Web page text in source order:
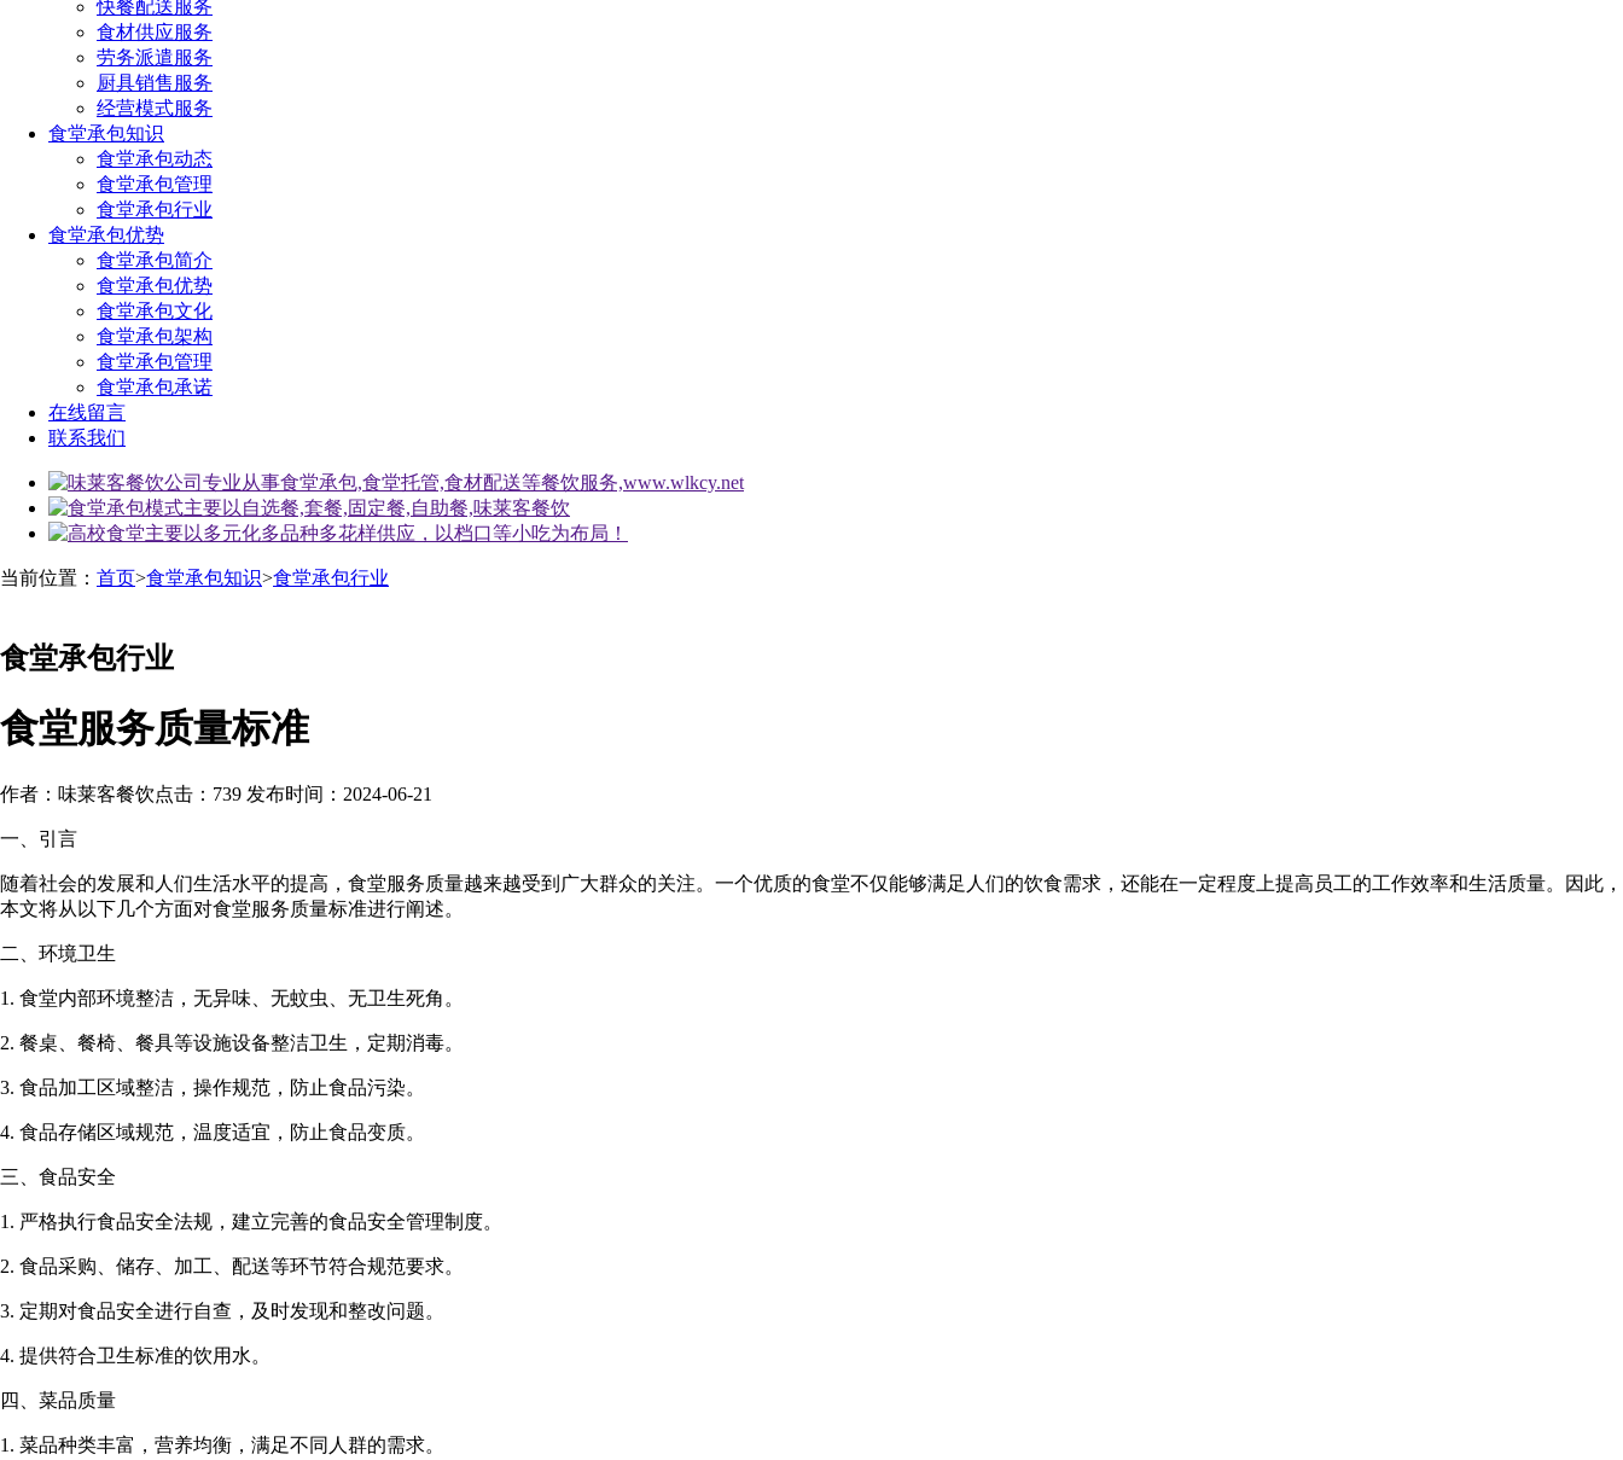
快餐配送服务
食材供应服务
劳务派遣服务
厨具销售服务
经营模式服务
食堂承包知识
食堂承包动态
食堂承包管理
食堂承包行业
食堂承包优势
食堂承包简介
食堂承包优势
食堂承包文化
食堂承包架构
食堂承包管理
食堂承包承诺
在线留言
联系我们
当前位置： 首页>食堂承包知识>食堂承包行业
食堂承包行业
食堂服务质量标准
作者：味莱客餐饮点击：739 发布时间：2024-06-21
一、引言
随着社会的发展和人们生活水平的提高，食堂服务质量越来越受到广大群众的关注。一个优质的食堂不仅能够满足人们的饮食需求，还能在一定程度上提高员工的工作效率和生活质量。因此，
本文将从以下几个方面对食堂服务质量标准进行阐述。
二、环境卫生
1. 食堂内部环境整洁，无异味、无蚊虫、无卫生死角。
2. 餐桌、餐椅、餐具等设施设备整洁卫生，定期消毒。
3. 食品加工区域整洁，操作规范，防止食品污染。
4. 食品存储区域规范，温度适宜，防止食品变质。
三、食品安全
1. 严格执行食品安全法规，建立完善的食品安全管理制度。
2. 食品采购、储存、加工、配送等环节符合规范要求。
3. 定期对食品安全进行自查，及时发现和整改问题。
4. 提供符合卫生标准的饮用水。
四、菜品质量
1. 菜品种类丰富，营养均衡，满足不同人群的需求。